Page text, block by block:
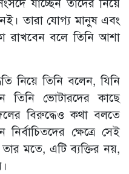
তারা যোগ্য মানুষ এবং
রাখবেন বলে তিনি আশা
নিয়ে তিনি বলেন, যিনি
তিনি ভোটারদের কাছে
বিরুদ্ধেও কথা বলতে
ক্ষেত্রে সেই
মতে, এটি ব্যক্তির নয়,